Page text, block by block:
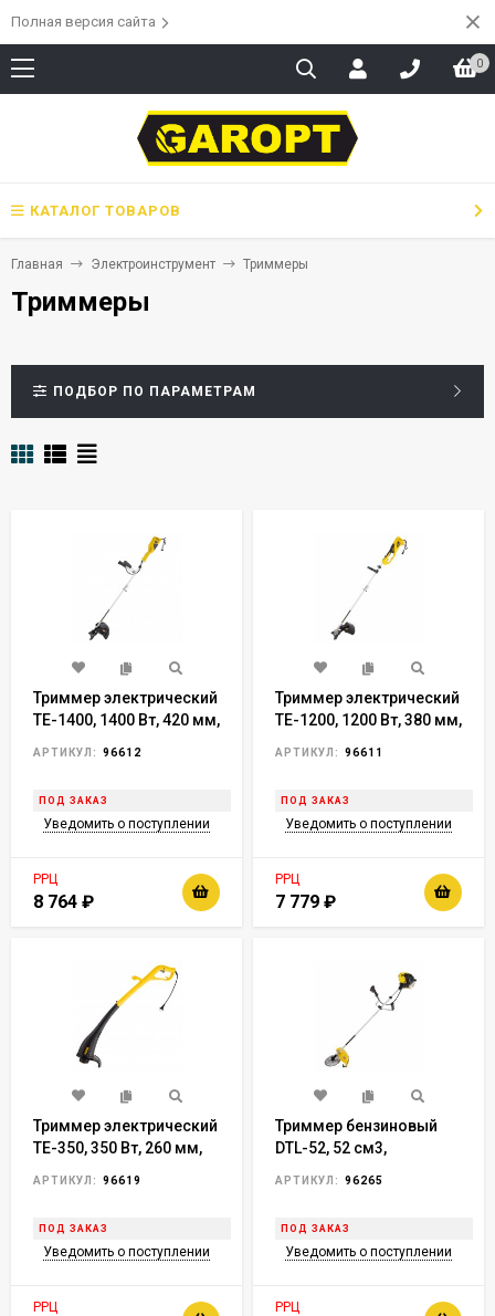
Полная версия сайта
0
КАТАЛОГ ТОВАРОВ
Главная Электроинструмент Триммеры
Триммеры
ПОДБОР ПО ПАРАМЕТРАМ
Триммер электрический
TE-1400, 1400 Вт, 420 мм,
АРТИКУЛ: 96612
ПОД ЗАКАЗ
Уведомить о поступлении
РРЦ
8 764 ₽
Триммер электрический
TE-1200, 1200 Вт, 380 мм,
АРТИКУЛ: 96611
ПОД ЗАКАЗ
Уведомить о поступлении
РРЦ
7 779 ₽
Триммер электрический
TE-350, 350 Вт, 260 мм,
АРТИКУЛ: 96619
ПОД ЗАКАЗ
Уведомить о поступлении
РРЦ
Триммер бензиновый
DTL-52, 52 см3,
АРТИКУЛ: 96265
ПОД ЗАКАЗ
Уведомить о поступлении
РРЦ